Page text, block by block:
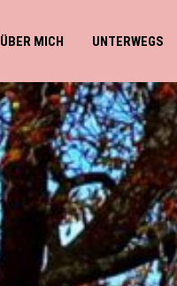
ÜBER MICH UNTERWEGS